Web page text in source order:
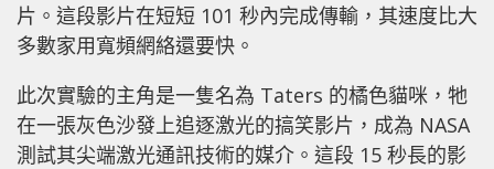
片。這段影片在短短 101 秒內完成傳輸，其速度比大
多數家用寬頻網絡還要快。
此次實驗的主角是一隻名為 Taters 的橘色貓咪，牠
在一張灰色沙發上追逐激光的搞笑影片，成為 NASA
測試其尖端激光通訊技術的媒介。這段 15 秒長的影